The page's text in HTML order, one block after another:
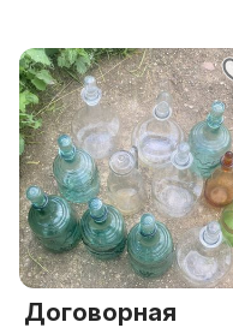
Договорная